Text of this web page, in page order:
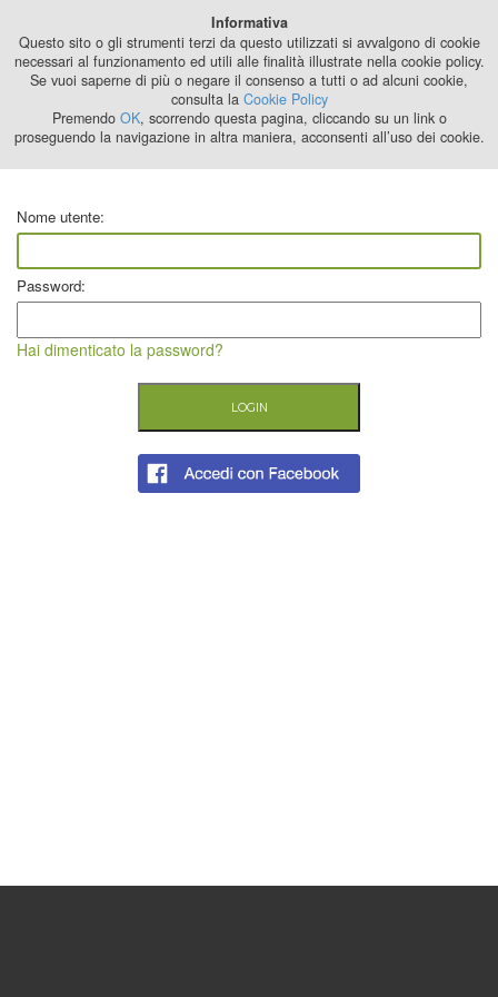
2024
Nome utente:
Password:
Hai dimenticato la password?
Informativa
Questo sito o gli strumenti terzi da questo utilizzati si avvalgono di cookie
necessari al funzionamento ed utili alle finalità illustrate nella cookie policy.
Se vuoi saperne di più o negare il consenso a tutti o ad alcuni cookie,
consulta la Cookie Policy
Premendo OK, scorrendo questa pagina, cliccando su un link o
proseguendo la navigazione in altra maniera, acconsenti all’uso dei cookie.